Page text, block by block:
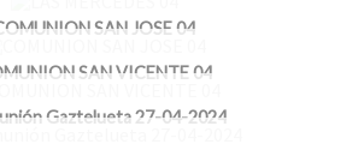
SAN JOSE 04
SAN VICENTE 04
Gaztelueta 27-04-2024